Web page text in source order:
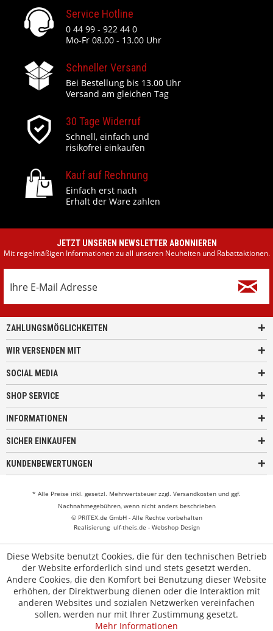
Service Hotline
0 44 99 - 922 44 0
Mo-Fr 08.00 - 13.00 Uhr
Schneller Versand
Bei Bestellung bis 13.00 Uhr
Versand am gleichen Tag
30 Tage Widerruf
Schnell, einfach und
risikofrei einkaufen
Kauf auf Rechnung
Einfach erst nach
Erhalt der Ware zahlen
JETZT UNSEREN NEWSLETTER ABONNIEREN
Mit regelmäßigen Informationen zu all unseren Neuheiten und Rabattaktionen.
ZAHLUNGSMÖGLICHKEITEN
WIR VERSENDEN MIT
SOCIAL MEDIA
SHOP SERVICE
INFORMATIONEN
SICHER EINKAUFEN
KUNDENBEWERTUNGEN
* Alle Preise inkl. gesetzl. Mehrwertsteuer zzgl. Versandkosten und ggf.
Nachnahmegebühren, wenn nicht anders beschrieben
© PRITEX.de GmbH - Alle Rechte vorbehalten
Realisierung ulf-theis.de - Webshop Design
Diese Website benutzt Cookies, die für den technischen Betrieb
der Website erforderlich sind und stets gesetzt werden.
Andere Cookies, die den Komfort bei Benutzung dieser Website
erhöhen, der Direktwerbung dienen oder die Interaktion mit
anderen Websites und sozialen Netzwerken vereinfachen
sollen, werden nur mit Ihrer Zustimmung gesetzt.
Mehr Informationen